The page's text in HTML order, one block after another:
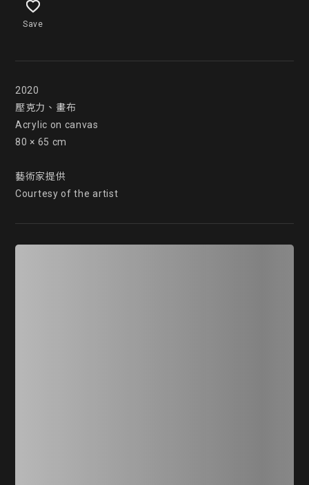
Save
2020
壓克力、畫布
Acrylic on canvas
80 × 65 cm
藝術家提供
Courtesy of the artist